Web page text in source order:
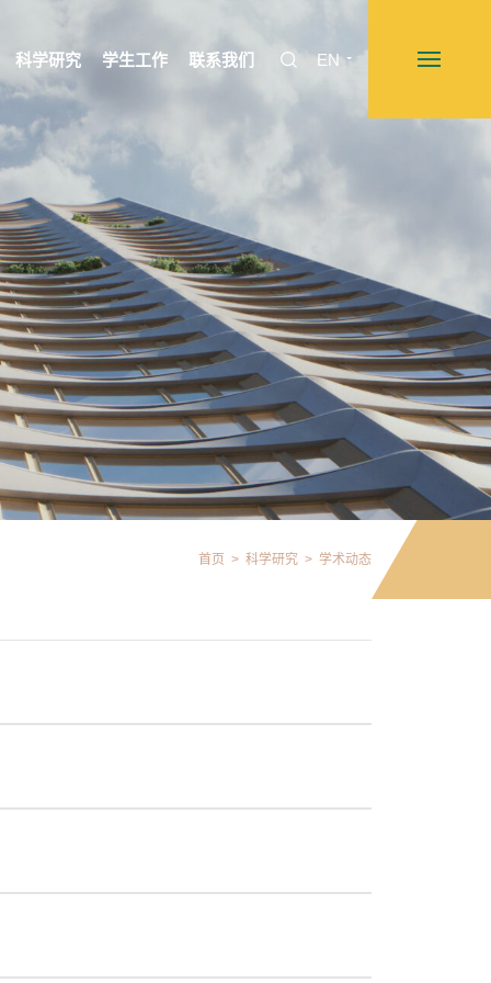
科学研究 学生工作 联系我们 EN
首页 > 科学研究 > 学术动态